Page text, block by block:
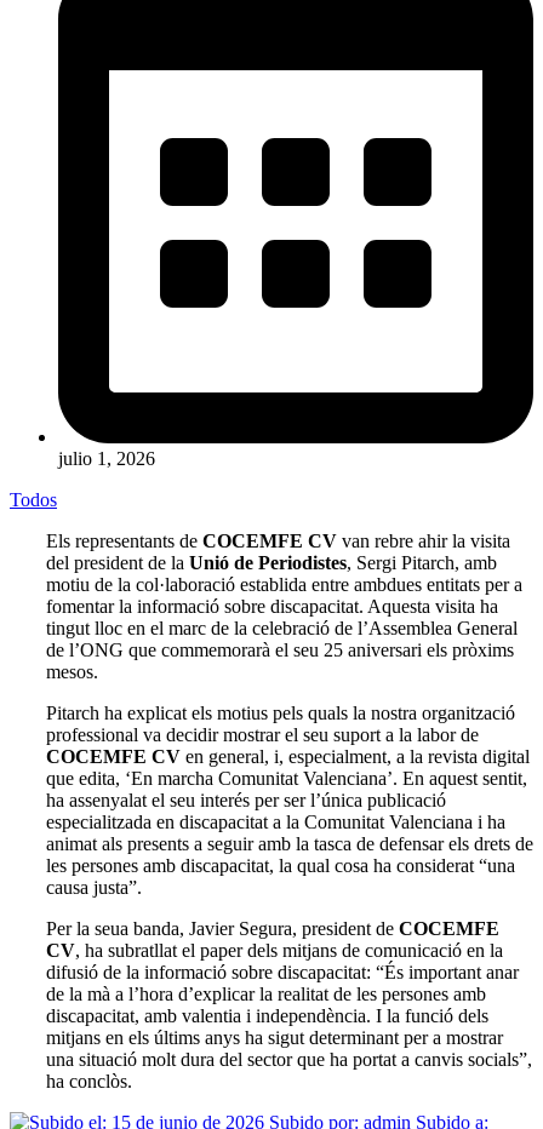
julio 1, 2026
Todos
Els representants de COCEMFE CV van rebre ahir la visita
del president de la Unió de Periodistes, Sergi Pitarch, amb
motiu de la col·laboració establida entre ambdues entitats per a
fomentar la informació sobre discapacitat. Aquesta visita ha
tingut lloc en el marc de la celebració de l’Assemblea General
de l’ONG que commemorarà el seu 25 aniversari els pròxims
mesos.
Pitarch ha explicat els motius pels quals la nostra organització
professional va decidir mostrar el seu suport a la labor de
COCEMFE CV en general, i, especialment, a la revista digital
que edita, ‘En marcha Comunitat Valenciana’. En aquest sentit,
ha assenyalat el seu interés per ser l’única publicació
especialitzada en discapacitat a la Comunitat Valenciana i ha
animat als presents a seguir amb la tasca de defensar els drets de
les persones amb discapacitat, la qual cosa ha considerat “una
causa justa”.
Per la seua banda, Javier Segura, president de COCEMFE
CV, ha subratllat el paper dels mitjans de comunicació en la
difusió de la informació sobre discapacitat: “És important anar
de la mà a l’hora d’explicar la realitat de les persones amb
discapacitat, amb valentia i independència. I la funció dels
mitjans en els últims anys ha sigut determinant per a mostrar
una situació molt dura del sector que ha portat a canvis socials”,
ha conclòs.